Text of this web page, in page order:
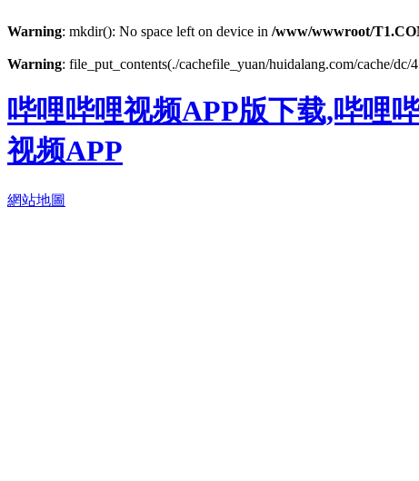
Warning: mkdir(): No space left on device in /www/wwwroot/
Warning: file_put_contents(./cachefile_yuan/huidalang.com/cache/
哔哩哔哩视频APP版下载,哔哩
视频APP
網站地圖